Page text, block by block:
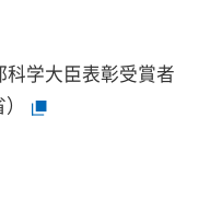
学大臣表彰受賞者